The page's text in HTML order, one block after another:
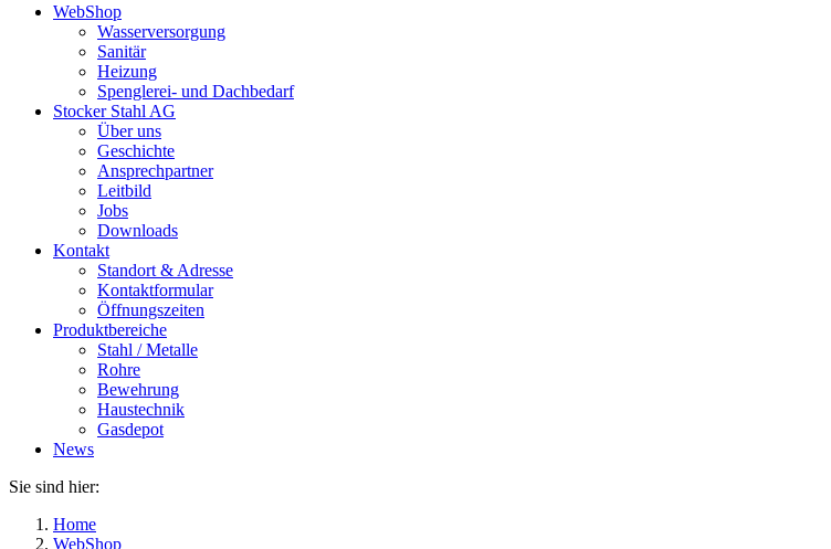
WebShop
Wasserversorgung
Sanitär
Heizung
Spenglerei- und Dachbedarf
Stocker Stahl AG
Über uns
Geschichte
Ansprechpartner
Leitbild
Jobs
Downloads
Kontakt
Standort & Adresse
Kontaktformular
Öffnungszeiten
Produktbereiche
Stahl / Metalle
Rohre
Bewehrung
Haustechnik
Gasdepot
News
Sie sind hier:
Home
WebShop